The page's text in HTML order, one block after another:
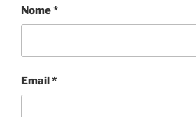
Nome*
Email*